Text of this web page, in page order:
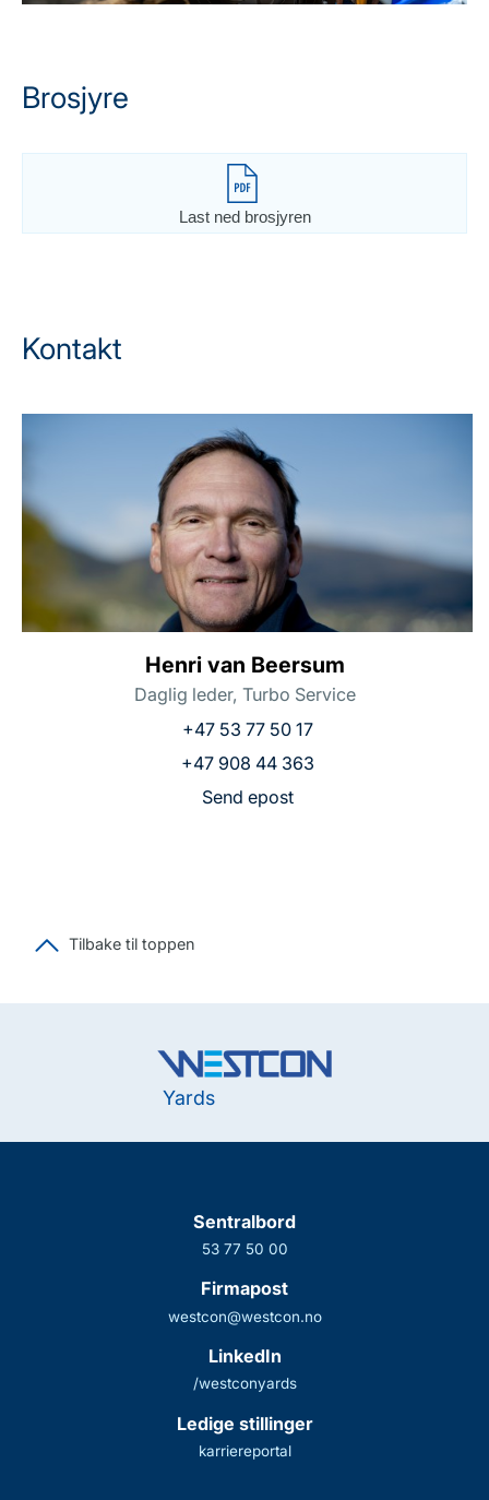
Brosjyre
Last ned brosjyren
Kontakt
Henri van Beersum
Daglig leder, Turbo Service
+47 53 77 50 17
+47 908 44 363
Send epost
Tilbake til toppen
Yards
Sentralbord
53 77 50 00
Firmapost
westcon@westcon.no
LinkedIn
/westconyards
Ledige stillinger
karriereportal